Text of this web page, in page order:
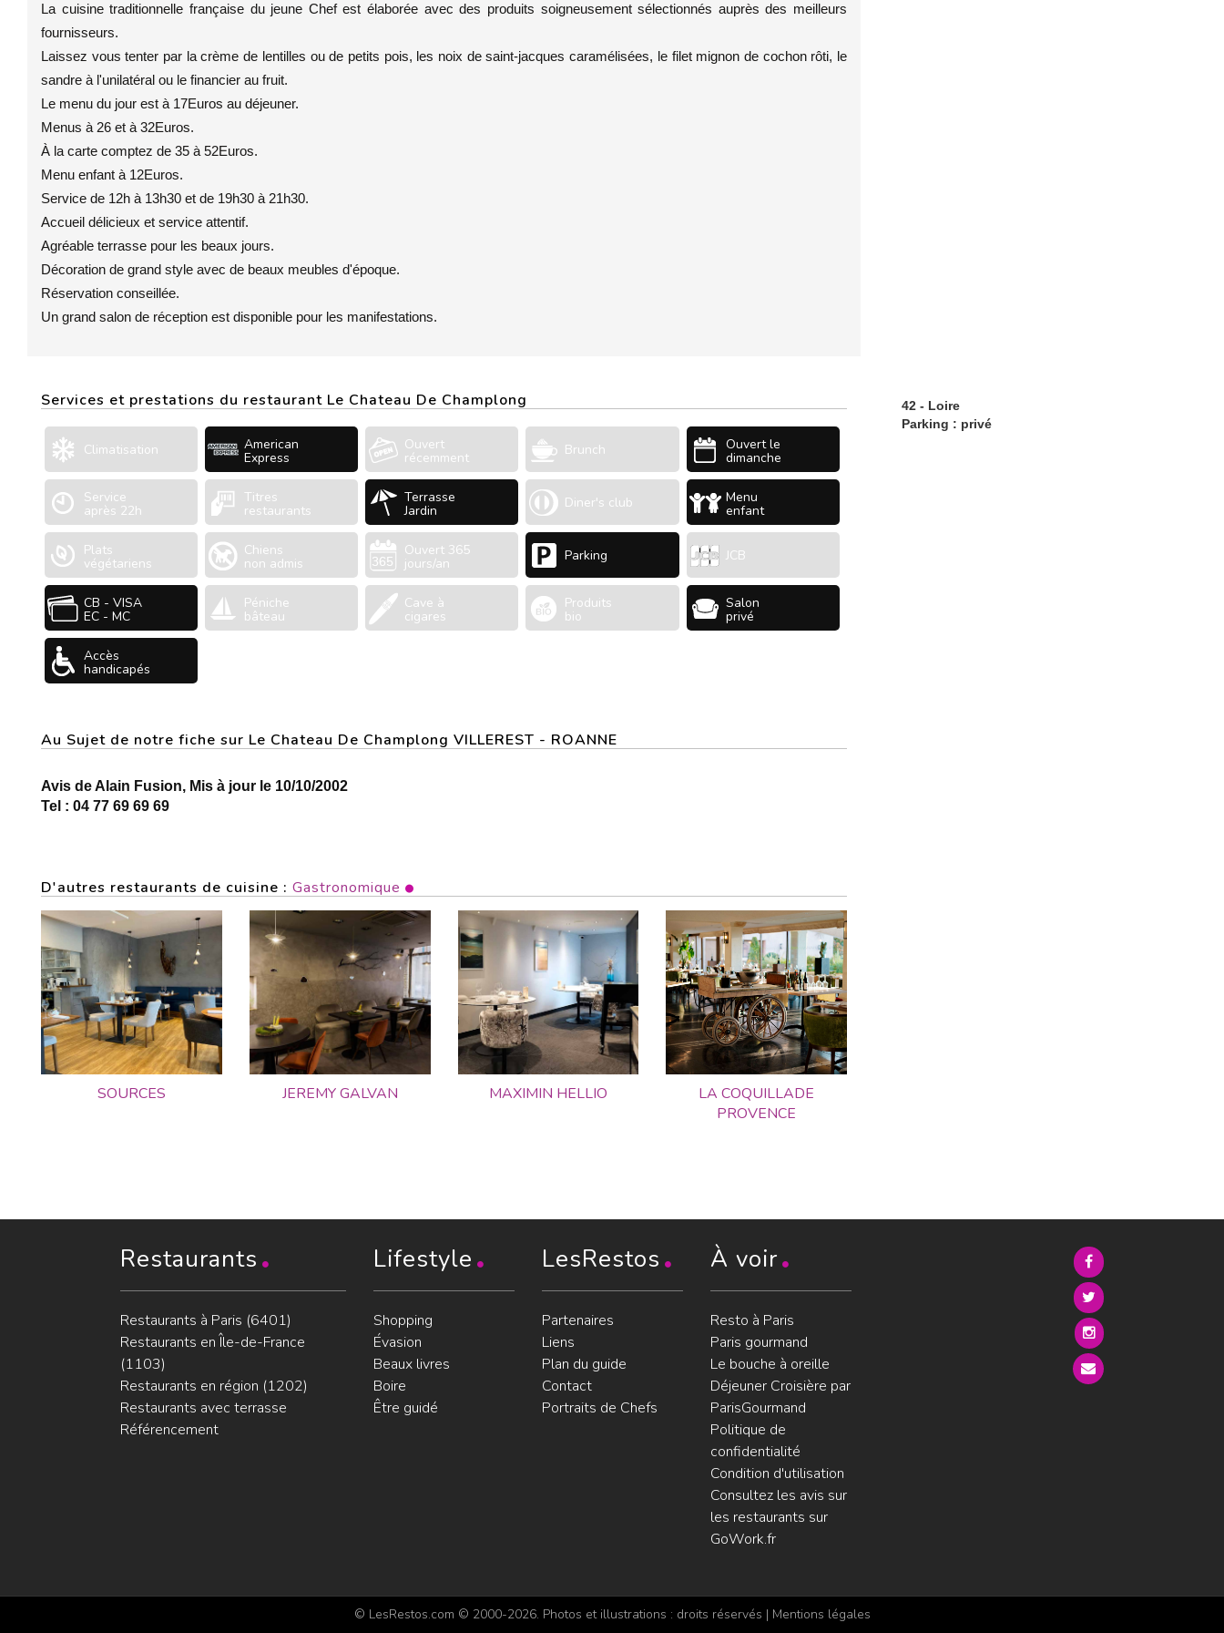
La cuisine traditionnelle française du jeune Chef est élaborée avec des produits soigneusement sélectionnés auprès des meilleurs
fournisseurs.
Laissez vous tenter par la crème de lentilles ou de petits pois, les noix de saint-jacques caramélisées, le filet mignon de cochon rôti, le
sandre à l'unilatéral ou le financier au fruit.
Le menu du jour est à 17Euros au déjeuner.
Menus à 26 et à 32Euros.
À la carte comptez de 35 à 52Euros.
Menu enfant à 12Euros.
Service de 12h à 13h30 et de 19h30 à 21h30.
Accueil délicieux et service attentif.
Agréable terrasse pour les beaux jours.
Décoration de grand style avec de beaux meubles d'époque.
Réservation conseillée.
Un grand salon de réception est disponible pour les manifestations.
Services et prestations du restaurant Le Chateau De Champlong
Climatisation American
Express
Ouvert
récemment Brunch Ouvert le
dimanche
Service
après 22h
Titres
restaurants
Terrasse
Jardin Diner's club Menu
enfant
Plats
végétariens
Chiens
non admis
Ouvert 365
jours/an Parking JCB
CB - VISA
EC - MC
Péniche
bâteau
Cave à
cigares
Produits
bio
Salon
privé
Accès
handicapés
Au Sujet de notre fiche sur Le Chateau De Champlong VILLEREST - ROANNE
Avis de Alain Fusion, Mis à jour le 10/10/2002
Tel : 04 77 69 69 69
D'autres restaurants de cuisine : Gastronomique
SOURCES JEREMY GALVAN MAXIMIN HELLIO
LA COQUILLADE
PROVENCE
42 - Loire
Parking : privé
Restaurants
Restaurants à Paris (6401)
Restaurants en Île-de-France
(1103)
Restaurants en région (1202)
Restaurants avec terrasse
Référencement
Lifestyle
Shopping
Évasion
Beaux livres
Boire
Être guidé
LesRestos
Partenaires
Liens
Plan du guide
Contact
Portraits de Chefs
À voir
Resto à Paris
Paris gourmand
Le bouche à oreille
Déjeuner Croisière par
ParisGourmand
Politique de
confidentialité
Condition d'utilisation
Consultez les avis sur
les restaurants sur
GoWork.fr
© LesRestos.com © 2000-2026. Photos et illustrations : droits réservés | Mentions légales